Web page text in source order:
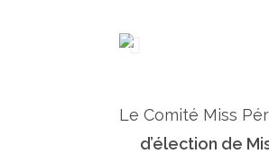
Le Comité Miss
d’élection de